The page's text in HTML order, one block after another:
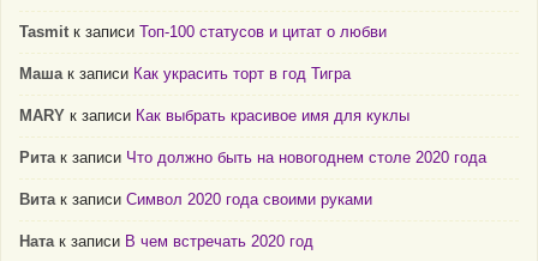
Tasmit к записи Топ-100 статусов и цитат о любви
Машак записи Как украсить торт в год Тигра
MARY к записи Как выбрать красивое имя для куклы
Ритак записи Что должно быть на новогоднем столе 2020 года
Витак записи Символ 2020 года своими руками
Натак записи В чем встречать 2020 год